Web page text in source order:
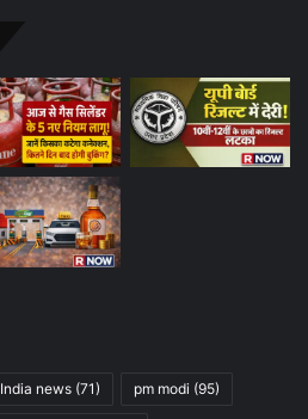
India news (71) pm modi (95)